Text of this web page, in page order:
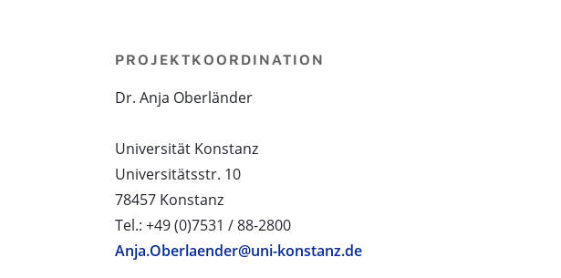
PROJEKTKOORDINATION
Dr. Anja Oberländer
Universität Konstanz
Universitätsstr. 10
78457 Konstanz
Tel.: +49 (0)7531 / 88-2800
Anja.Oberlaender@uni-konstanz.de